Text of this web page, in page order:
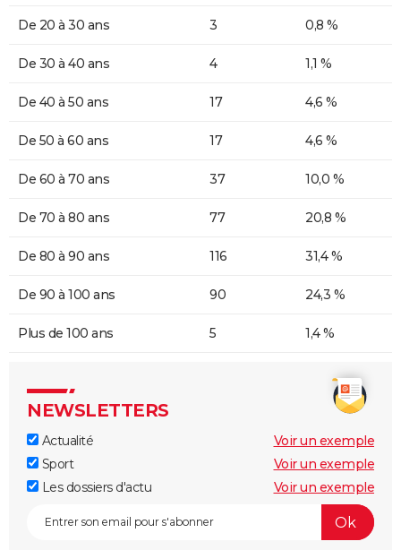
De 20 à 30 ans 3 0,8 %
De 30 à 40 ans 4 1,1 %
De 40 à 50 ans 17 4,6 %
De 50 à 60 ans 17 4,6 %
De 60 à 70 ans 37 10,0 %
De 70 à 80 ans 77 20,8 %
De 80 à 90 ans 116 31,4 %
De 90 à 100 ans 90 24,3 %
Plus de 100 ans 5 1,4 %
NEWSLETTERS
Actualité
Voir un exemple
Sport
Voir un exemple
Les dossiers d'actu
Voir un exemple